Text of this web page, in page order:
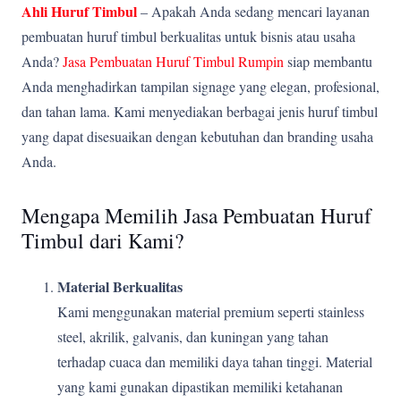
Ahli Huruf Timbul– Apakah Anda sedang mencari layanan
pembuatan huruf timbul berkualitas untuk bisnis atau usaha
Anda?Jasa Pembuatan Huruf Timbul Rumpin siap membantu
Anda menghadirkan tampilan signage yang elegan, profesional,
dan tahan lama. Kami menyediakan berbagai jenis huruf timbul
yang dapat disesuaikan dengan kebutuhan dan branding usaha
Anda.
Mengapa Memilih Jasa Pembuatan Huruf
Timbul dari Kami?
Material Berkualitas
Kami menggunakan material premium seperti stainless
steel, akrilik, galvanis, dan kuningan yang tahan
terhadap cuaca dan memiliki daya tahan tinggi. Material
yang kami gunakan dipastikan memiliki ketahanan